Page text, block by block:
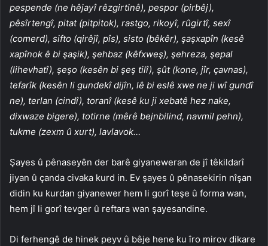
pespende (ne hêjayî rêzgirtinê), pespor (pirbêj),
pêsîrtengî, pitat (pitpitok), rastgo, rikoyî, rûgirtî, sexî
(comerd), sifto (qirêjî, pîs), sisto (bêkêr), şaşxapîn (kesê
xapînok ê bi şaşik), şehbaz (kêfxweş), şehreza, şepal
(lihevhatî), şeşo (kesên bi şeş tilî), şût (kone, jîr, çavnas),
tefarîk (kesên li gundekî dijîn, lê bi eslê xwe ne ji wî gundî
ne), terlan (cindî), toranî (kesê ku ji xebatê hez nake,
dixwaze bigere), totirne (mêrê bejnbilind, navmil pehn),
tukme (zexm û xurt), lavlavok…
Şayes û pênaseyên der barê giyaneweran de jî têkildarî
jiyan û çanda civaka kurd in. Ev şayes û pênasekirin nîşan
didin ku kurdan giyanewer hem li gorî teşe û forma wan,
hem jî li gorî tevger û reftara wan şayesandine.
Di ferhengê de hinek peyv û bêje hene ku îro mirov dikare